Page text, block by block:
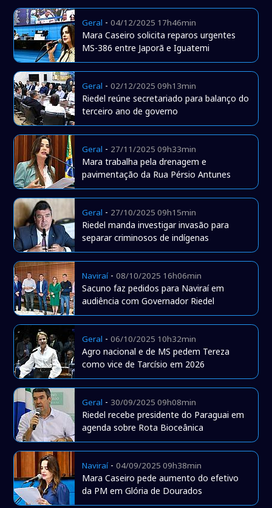
Geral -04/12/2025 17h46min
Mara Caseiro solicita reparos urgentes
MS-386 entre Japorã e Iguatemi
Geral -02/12/2025 09h13min
Riedel reúne secretariado para balanço do
terceiro ano de governo
Geral - 27/11/2025 09h33min
Mara trabalha pela drenagem e
pavimentação da Rua Pérsio Antunes
Geral - 27/10/2025 09h15min
Riedel manda investigar invasão para
separar criminosos de indígenas
Naviraí-08/10/2025 16h06min
Sacuno faz pedidos para Naviraí em
audiência com Governador Riedel
Geral -06/10/2025 10h32min
Agro nacional e de MS pedem Tereza
como vice de Tarcísio em 2026
Geral - 30/09/2025 09h08min
Riedel recebe presidente do Paraguai em
agenda sobre Rota Bioceânica
Naviraí-04/09/2025 09h38min
Mara Caseiro pede aumento do efetivo
da PM em Glória de Dourados